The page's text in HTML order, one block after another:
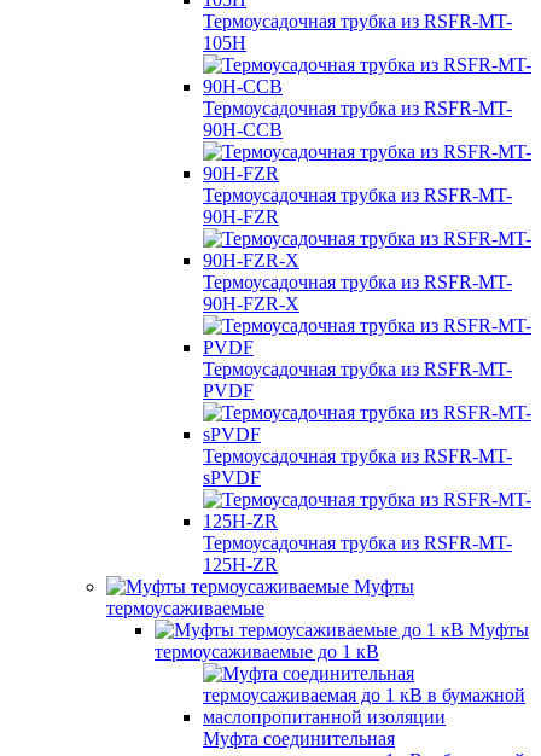
Термоусадочная трубка из RSFR-MT-
105H
Термоусадочная трубка из RSFR-MT-
90H-CCB
Термоусадочная трубка из RSFR-MT-
90H-FZR
Термоусадочная трубка из RSFR-MT-
90H-FZR-X
Термоусадочная трубка из RSFR-MT-
PVDF
Термоусадочная трубка из RSFR-MT-
sPVDF
Термоусадочная трубка из RSFR-MT-
125H-ZR
Муфты
термоусаживаемые
Муфты
термоусаживаемые до 1 кВ
Муфта соединительная